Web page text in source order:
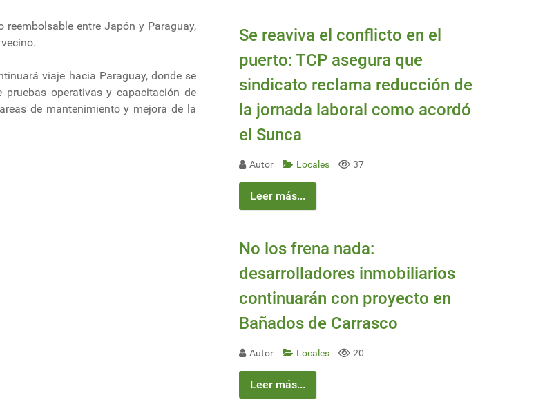
entre Japón y Paraguay,
viaje hacia Paraguay, donde se
operativas y capacitación de
de mantenimiento y mejora de la
de Corea y con grupo francés para la construcción de nuevas OPV
Se reaviva el conflicto en el
puerto: TCP asegura que
sindicato reclama reducción de
la jornada laboral como acordó
el Sunca
Autor Locales 37
Leer más...
No los frena nada:
desarrolladores inmobiliarios
continuarán con proyecto en
Bañados de Carrasco
Autor Locales 20
Leer más...